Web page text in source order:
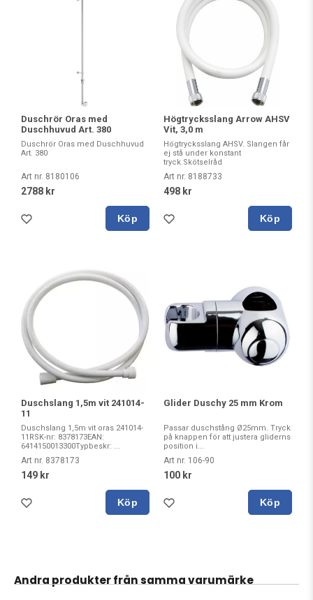
Duschrör Oras med
Duschhuvud Art. 380
Duschrör Oras med Duschhuvud
Art. 380
Art nr. 8180106
2788 kr
Köp
Högtrycksslang Arrow AHSV
Vit, 3,0 m
Högtrycksslang AHSV. Slangen får
ej stå under konstant
tryck.Skötselråd
Art nr. 8188733
498 kr
Köp
Duschslang 1,5m vit 241014-
11
Duschslang 1,5m vit oras 241014-
11RSK-nr: 8378173EAN:
6414150013300Typbeskr: ...
Art nr. 8378173
149 kr
Köp
Glider Duschy 25 mm Krom
Passar duschstång Ø25mm. Tryck
på knappen för att justera gliderns
position i...
Art nr. 106-90
100 kr
Köp
Andra produkter från samma varumärke